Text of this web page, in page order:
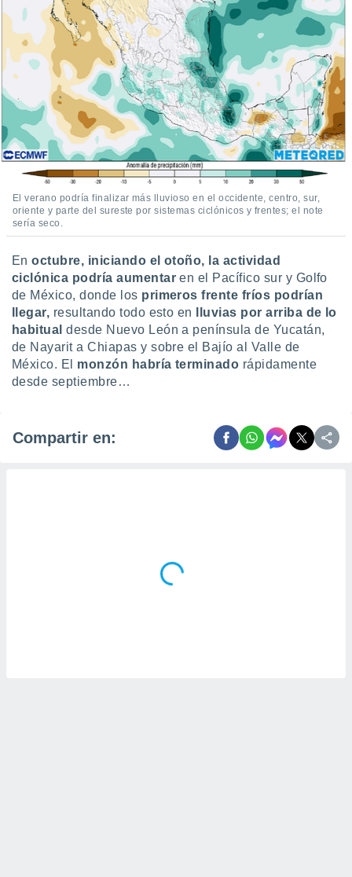
El verano podría finalizar más lluvioso en el occidente, centro, sur,
oriente y parte del sureste por sistemas ciclónicos y frentes; el note
sería seco.
Enoctubre, iniciando el otoño, la actividad
ciclónica podría aumentaren el Pacífico sur y Golfo
de México, donde los primeros frente fríos podrían
llegar, resultando todo esto en
lluvias por arriba de lo
habitualdesde Nuevo León a península de Yucatán,
de Nayarit a Chiapas y sobre el Bajío al Valle de
México. El monzón habría terminado rápidamente
desde septiembre…
Compartir en: